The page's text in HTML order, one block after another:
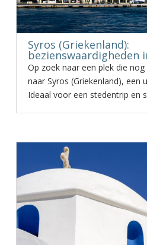
Syros (Griekenland):
bezienswaardigheden
Op zoek naar een plek die
naar Syros (Griekenland), een
Ideaal voor een stedentrip en